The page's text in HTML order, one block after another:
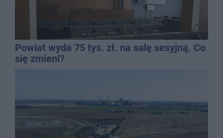
Powiat wyda 75 tys. zł. na salę sesyjną. Co
się zmieni?